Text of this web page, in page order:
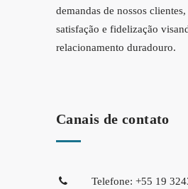
demandas de nossos
satisfação e fidelização
relacionamento duradouro.
Canais de contato
Telefone: +55 19